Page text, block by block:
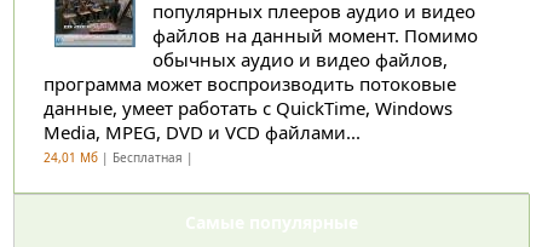
популярных плееров аудио и видео
файлов на данный момент. Помимо
обычных аудио и видео файлов,
программа может воспроизводить потоковые
данные, умеет работать с QuickTime, Windows
Media, MPEG, DVD и VCD файлами...
24,01 Мб| Бесплатная |
Самые популярные